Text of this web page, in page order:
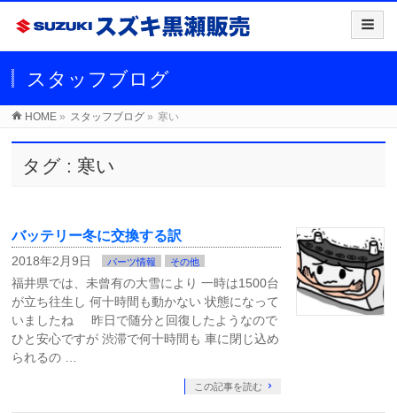
スタッフブログ
HOME » スタッフブログ » 寒い
タグ : 寒い
バッテリー冬に交換する訳
2018年2月9日 パーツ情報 その他
福井県では、未曾有の大雪により 一時は1500台
が立ち往生し 何十時間も動かない 状態になって
いましたね 昨日で随分と回復したようなので
ひと安心ですが 渋滞で何十時間も 車に閉じ込め
られるの …
この記事を読む